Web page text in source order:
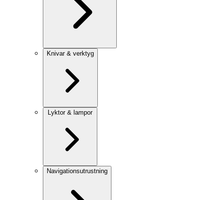
Knivar & verktyg
Lyktor & lampor
Navigationsutrustning